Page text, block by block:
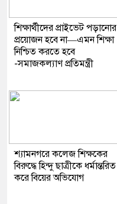
শিক্ষার্থীদের প্রাইভেট পড়ানোর
প্রয়োজন হবে না—এমন শিক্ষা
নিশ্চিত করতে হবে
-সমাজকল্যাণ প্রতিমন্ত্রী
শ্যামনগরে কলেজ শিক্ষকের
বিরুদ্ধে হিন্দু ছাত্রীকে ধর্মান্তরিত
করে বিয়ের অভিযোগ